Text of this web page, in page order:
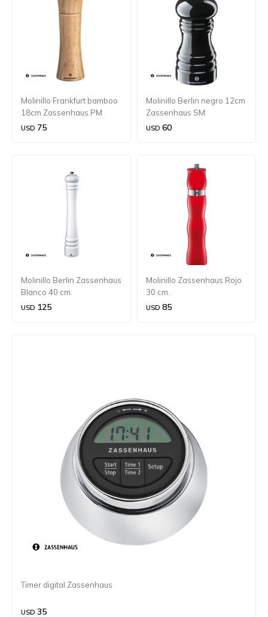
Molinillo Frankfurt bamboo
18cm Zassenhaus PM
USD 75
Molinillo Berlin negro 12cm
Zassenhaus SM
USD 60
Molinillo Berlin Zassenhaus
Blanco 40 cm.
USD 125
Molinillo Zassenhaus Rojo
30 cm.
USD 85
Timer digital Zassenhaus
USD 35